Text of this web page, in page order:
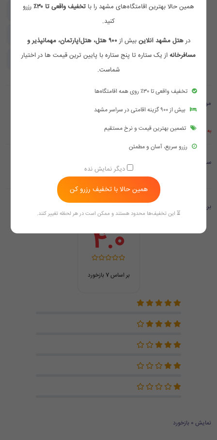
سرویس بهداشتی سیستم گرمایش و سرمایش
مبلمان یخچال
موقعیت مکانی
به علت قطع اینترنت بین الملل موقتا موقعیت مکانی در گوگل نمایش داده نمی شود
سوالات متداول
بررسی ها
4.0
بر اساس 7 بازخورد
نمایش 0 بازخورد
همین حالا بهترین اقامتگاه‌های مشهد را با تخفیف واقعی تا ۳۰٪
رزرو
کنید.
درهتل مشهد آنلاین بیش از
۹۰۰ هتل، هتل‌آپارتمان، مهمانپذیر و
مسافرخانه از یک ستاره تا پنج ستاره با پایین ترین قیمت ها در اختیار
شماست.
تخفیف واقعی تا ۳۰٪ روی همه اقامتگاه‌ها
بیش از ۹۰۰ گزینه اقامتی در سراسر مشهد
تضمین بهترین قیمت و نرخ مستقیم
رزرو سریع، آسان و مطمئن
دیگر نمایش نده
همین حالا با تخفیف رزرو کن
⏳ این تخفیف‌ها محدود هستند و ممکن است در هر لحظه تغییر کنند.